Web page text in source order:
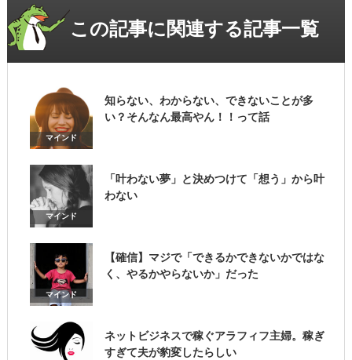
この記事に関連する記事一覧
マインド
知らない、わからない、できないことが多
い？そんなん最高やん！！って話
マインド
「叶わない夢」と決めつけて「想う」から叶
わない
マインド
【確信】マジで「できるかできないかではな
く、やるかやらないか」だった
ネットビジネスで稼ぐアラフィフ主婦。稼ぎ
すぎて夫が豹変したらしい